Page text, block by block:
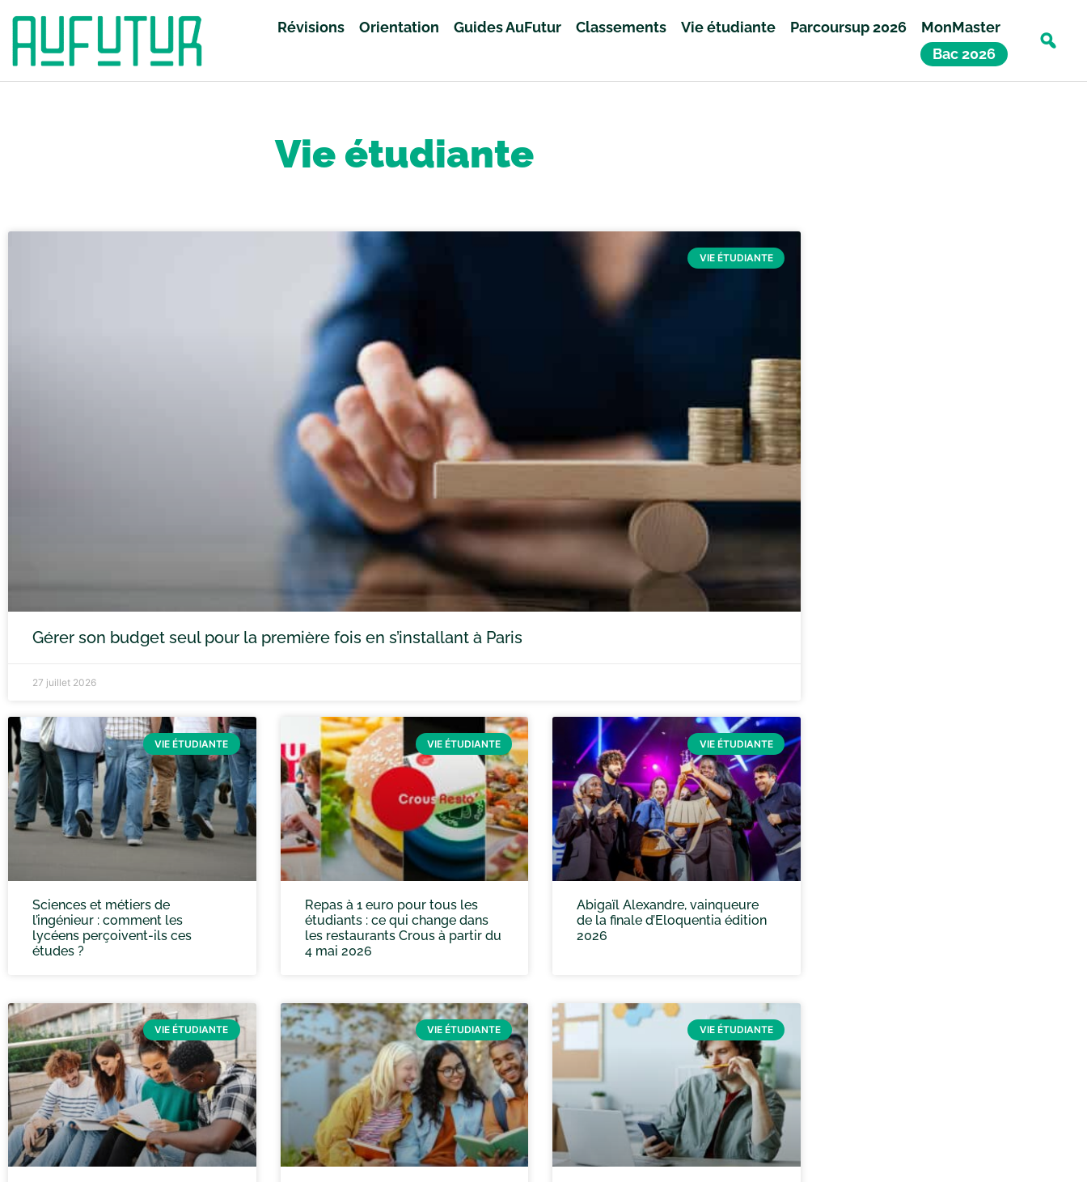
Révisions Orientation Guides AuFutur Classements Vie étudiante Parcoursup 2026
MonMaster
Bac 2026
Vie étudiante
VIE ÉTUDIANTE
Gérer son budget seul pour la première fois en s’installant à Paris
27 juillet 2026
VIE ÉTUDIANTE
Sciences et métiers de
l’ingénieur : comment les
lycéens perçoivent-ils ces
études ?
VIE ÉTUDIANTE
Repas à 1 euro pour tous les
étudiants : ce qui change dans
les restaurants Crous à partir du
4 mai 2026
VIE ÉTUDIANTE
Abigaïl Alexandre, vainqueure
de la finale d’Eloquentia édition
2026
VIE ÉTUDIANTE VIE ÉTUDIANTE VIE ÉTUDIANTE